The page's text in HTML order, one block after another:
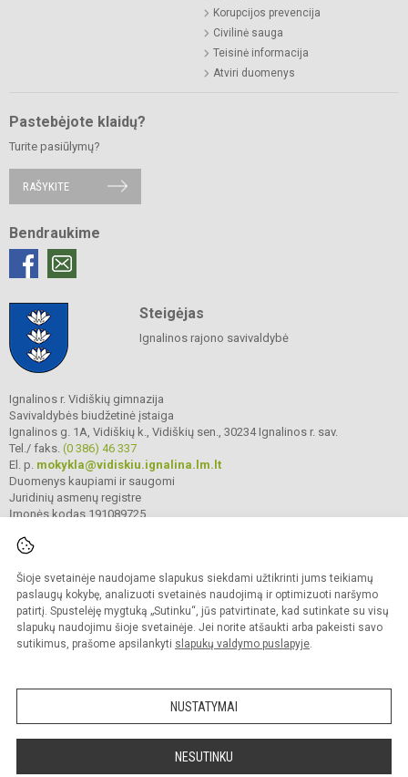
Šioje svetainėje naudojame slapukus siekdami užtikrinti jums teikiamų
paslaugų kokybę, analizuoti svetainės naudojimą ir optimizuoti naršymo
patirtį. Spustelėję mygtuką „Sutinku“, jūs patvirtinate, kad sutinkate su visų
slapukų naudojimu šioje svetainėje. Jei norite atšaukti arba pakeisti savo
sutikimus, prašome apsilankyti slapukų valdymo puslapyje.
NUSTATYMAI
NESUTINKU
Korupcijos prevencija
Civilinė sauga
Teisinė informacija
Atviri duomenys
Pastebėjote klaidų?
Turite pasiūlymų?
RAŠYKITE
Bendraukime
Steigėjas
Ignalinos rajono savivaldybė
Ignalinos r. Vidiškių gimnazija
Savivaldybės biudžetinė įstaiga
Ignalinos g. 1A, Vidiškių k., Vidiškių sen., 30234 Ignalinos r. sav.
Tel./ faks. (0 386) 46 337
El. p. mokykla@vidiskiu.ignalina.lm.lt
Duomenys kaupiami ir saugomi
Juridinių asmenų registre
Įmonės kodas 191089725
© 2025. Ignalinos r. Vidiškių gimnazija. Visos teisės saugomos.
Kopijuoti turinį be raštiško gimnazijos sutikimo griežtai draudžiama.
Prieinamumo paraiška Slapukų valdymas
Sumanus būdas atnaujinti